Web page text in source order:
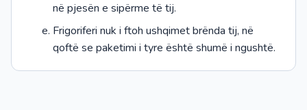
në pjesën e sipërme të tij.
Frigoriferi nuk i ftoh ushqimet brënda tij, në
qoftë se paketimi i tyre është shumë i ngushtë.